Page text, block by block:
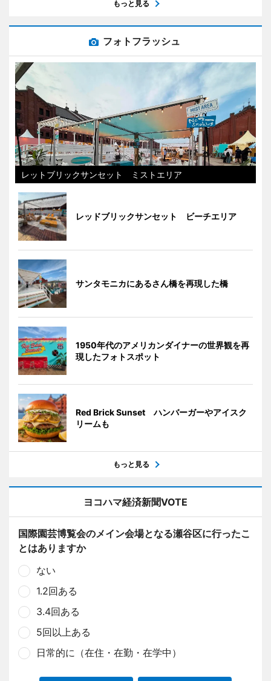
もっと見る
フォトフラッシュ
レットブリックサンセット ミストエリア
レッドブリックサンセット ビーチエリア
サンタモニカにあるさん橋を再現した橋
1950年代のアメリカンダイナーの世界観を再
現したフォトスポット
Red Brick Sunset ハンバーガーやアイスク
リームも
もっと見る
ヨコハマ経済新聞VOTE
国際園芸博覧会のメイン会場となる瀬谷区に行ったこ
とはありますか
ない
1.2回ある
3.4回ある
5回以上ある
日常的に（在住・在勤・在学中）